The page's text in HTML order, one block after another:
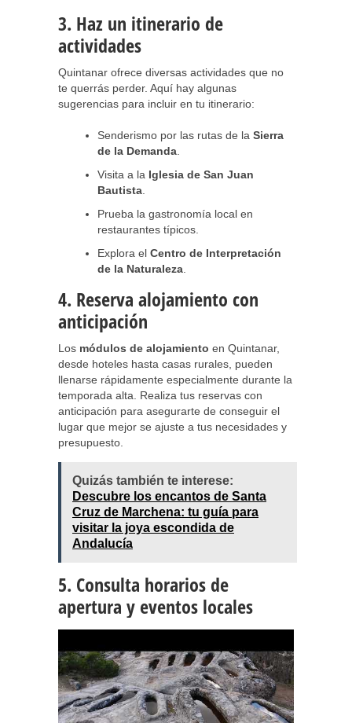
3. Haz un itinerario de
actividades
Quintanar ofrece diversas actividades que no
te querrás perder. Aquí hay algunas
sugerencias para incluir en tu itinerario:
Senderismo por las rutas de la Sierra
de la Demanda
Visita a la Iglesia de San Juan
Bautista
Prueba la gastronomía local en
restaurantes típicos.
Explora el Centro de Interpretación
de la Naturaleza
4. Reserva alojamiento con
anticipación
Los módulos de alojamiento en Quintanar,
desde hoteles hasta casas rurales, pueden
llenarse rápidamente especialmente durante la
temporada alta. Realiza tus reservas con
anticipación para asegurarte de conseguir el
lugar que mejor se ajuste a tus necesidades y
presupuesto.
Quizás también te interese:
Descubre los encantos de Santa
Cruz de Marchena: tu guía para
visitar la joya escondida de
Andalucía
5. Consulta horarios de
apertura y eventos locales